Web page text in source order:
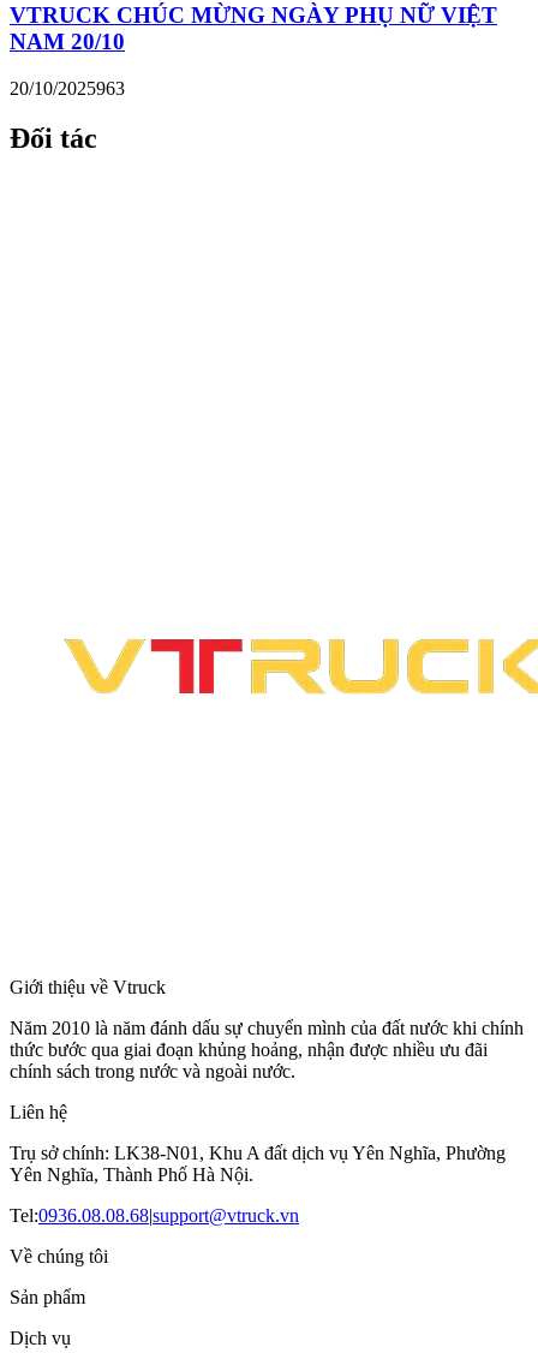
VTRUCK CHÚC MỪNG NGÀY PHỤ NỮ VIỆT
NAM 20/10
20/10/2025963
Đối tác
Giới thiệu về Vtruck
Năm 2010 là năm đánh dấu sự chuyển mình của đất nước khi chính
thức bước qua giai đoạn khủng hoảng, nhận được nhiều ưu đãi
chính sách trong nước và ngoài nước.
Liên hệ
Trụ sở chính: LK38-N01, Khu A đất dịch vụ Yên Nghĩa, Phường
Yên Nghĩa, Thành Phố Hà Nội.
Tel:0936.08.08.68|support@vtruck.vn
Về chúng tôi
Sản phẩm
Dịch vụ